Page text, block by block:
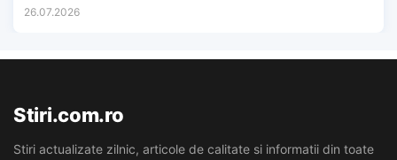
26.07.2026
Stiri.com.ro
Stiri actualizate zilnic, articole de calitate si informatii din toate